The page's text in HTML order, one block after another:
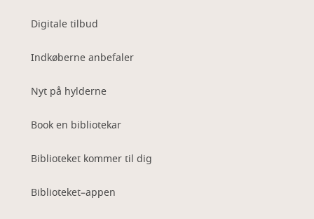
Digitale tilbud
Indkøberne anbefaler
Nyt på hylderne
Book en bibliotekar
Biblioteket kommer til dig
Biblioteket–appen